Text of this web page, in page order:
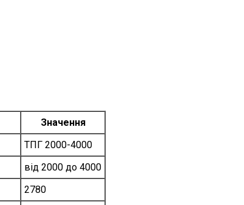
Значення
ТПГ 2000-4000
від 2000 до 4000
2780